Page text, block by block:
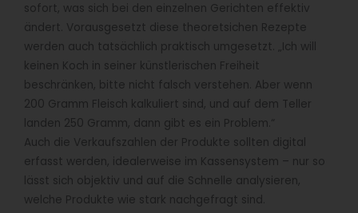
sofort, was sich bei den einzelnen Gerichten effektiv
ändert. Vorausgesetzt diese theoretsichen Rezepte
werden auch tatsächlich praktisch umgesetzt. „Ich will
keinen Koch in seiner künstlerischen Freiheit
beschränken, bitte nicht falsch verstehen. Aber wenn
200 Gramm Fleisch kalkuliert sind, und auf dem Teller
landen 250 Gramm, dann gibt es ein Problem.“
Auch die Verkaufszahlen der Produkte sollten digital
erfasst werden, idealerweise im Kassensystem – nur so
lässt sich objektiv und auf die Schnelle analysieren,
welche Produkte wie stark nachgefragt sind.